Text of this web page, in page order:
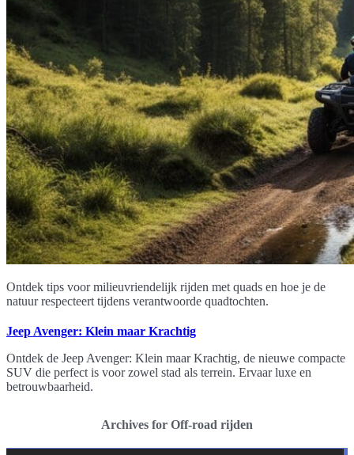
Ontdek tips voor milieuvriendelijk rijden met quads en hoe je de
natuur respecteert tijdens verantwoorde quadtochten.
Jeep Avenger: Klein maar Krachtig
Ontdek de Jeep Avenger: Klein maar Krachtig, de nieuwe compacte
SUV die perfect is voor zowel stad als terrein. Ervaar luxe en
betrouwbaarheid.
Archives for Off-road rijden